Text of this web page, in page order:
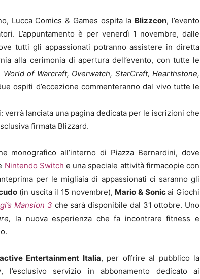
Lucca Comics & Games ospita la Blizzcon, l’evento
L’appuntamento è per venerdì 1 novembre, dalle
tutti gli appassionati potranno assistere in diretta
alla cerimonia di apertura dell’evento, con tutte le
World of Warcraft, Overwatch, StarCraft, Hearthstone,
ospiti d’eccezione commenteranno dal vivo tutte le
verrà lanciata una pagina dedicata per le iscrizioni che
firmata Blizzard.
monografico all’interno di Piazza Bernardini, dove
Nintendo Switch e una speciale attività firmacopie con
per le migliaia di appassionati ci saranno gli
(in uscita il 15 novembre), Mario & Sonicai Giochi
Mansion 3 che sarà disponibile dal 31 ottobre. Uno
la nuova esperienza che fa incontrare fitness e
Entertainment Italia, per offrire al pubblico la
, l’esclusivo servizio in abbonamento dedicato ai